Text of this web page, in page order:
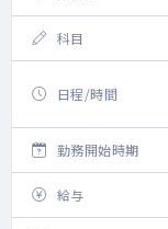
科目
日程/時間
勤務開始時期
給与